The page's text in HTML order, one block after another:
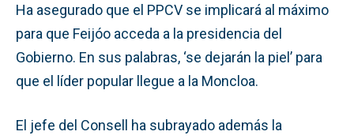
Ha asegurado que el PPCV se implicará al máximo
para que Feijóo acceda a la presidencia del
Gobierno. En sus palabras, ‘se dejarán la piel’ para
que el líder popular llegue a la Moncloa.
El jefe del Consell ha subrayado además la